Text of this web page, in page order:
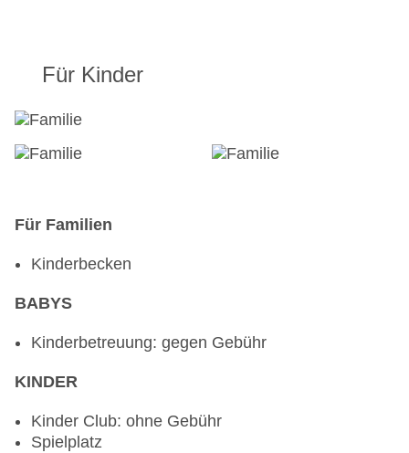
Für Kinder
Für Familien
Kinderbecken
BABYS
Kinderbetreuung: gegen Gebühr
KINDER
Kinder Club: ohne Gebühr
Spielplatz